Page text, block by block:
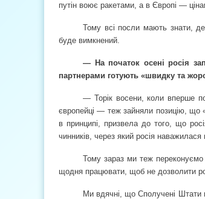
путін воює ракетами, а в Європі —
Тому всі посли мають знати,
буде вимкнений.
— На початок осені росія
партнерами готують «швидку та
— Торік восени, коли вперше
європейці — теж зайняли позицію, що
в принципі, призвела до того, що
чинників, через який росія наважилася
Тому зараз ми теж
щодня працювати, щоб не дозволити
Ми вдячні, що Сполучені Штати